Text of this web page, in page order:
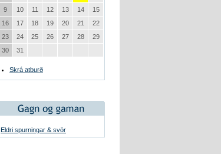
9
10 11 12 13 14
15
16
17 18 19 20 21
22
23
24 25 26 27 28
29
30
31
Skrá atburð
Eldri spurningar & svör